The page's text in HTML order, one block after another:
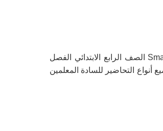
تحضير بوابة المستقبل مادة Smart Class 2 الصف الرابع الابتدائي الفصل
التحاضير للسادة المعلمين